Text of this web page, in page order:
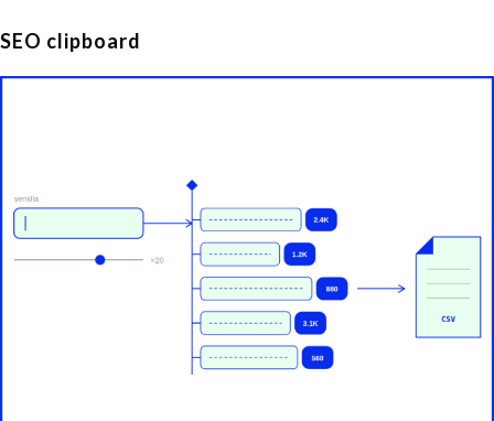
SEO clipboard